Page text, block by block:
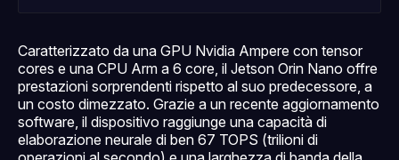
Caratterizzato da una GPU Nvidia Ampere con tensor
cores e una CPU Arm a 6 core, il Jetson Orin Nano offre
prestazioni sorprendenti rispetto al suo predecessore, a
un costo dimezzato. Grazie a un recente aggiornamento
software, il dispositivo raggiunge una capacità di
elaborazione neurale di ben 67 TOPS (trilioni di